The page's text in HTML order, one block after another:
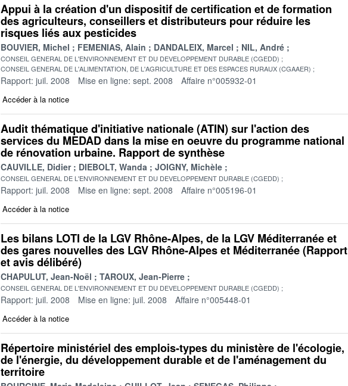
Appui à la création d'un dispositif de certification et de formation
des agriculteurs, conseillers et distributeurs pour réduire les
risques liés aux pesticides
BOUVIER, Michel FEMENIAS, Alain DANDALEIX, Marcel NIL, André
CONSEIL GENERAL DE L'ENVIRONNEMENT ET DU DEVELOPPEMENT DURABLE (CGEDD)
CONSEIL GENERAL DE L'ALIMENTATION, DE L'AGRICULTURE ET DES ESPACES RURAUX (CGAAER)
Rapport: juil. 2008 Mise en ligne: sept. 2008 Affaire n°005932-01
Accéder à la notice
Audit thématique d'initiative nationale (ATIN) sur l'action des
services du MEDAD dans la mise en oeuvre du programme national
de rénovation urbaine. Rapport de synthèse
CAUVILLE, Didier DIEBOLT, Wanda JOIGNY, Michèle
CONSEIL GENERAL DE L'ENVIRONNEMENT ET DU DEVELOPPEMENT DURABLE (CGEDD)
Rapport: juil. 2008 Mise en ligne: sept. 2008 Affaire n°005196-01
Accéder à la notice
Les bilans LOTI de la LGV Rhône-Alpes, de la LGV Méditerranée et
des gares nouvelles des LGV Rhône-Alpes et Méditerranée (Rapport
et avis délibéré)
CHAPULUT, Jean-Noël TAROUX, Jean-Pierre
CONSEIL GENERAL DE L'ENVIRONNEMENT ET DU DEVELOPPEMENT DURABLE (CGEDD)
Rapport: juil. 2008 Mise en ligne: juil. 2008 Affaire n°005448-01
Accéder à la notice
Répertoire ministériel des emplois-types du ministère de l'écologie,
de l'énergie, du développement durable et de l'aménagement du
territoire